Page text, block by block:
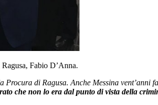
Fabio D’Anna.
Procura di Ragusa. Anche Messina vent’anni
che non lo era dal punto di vista della